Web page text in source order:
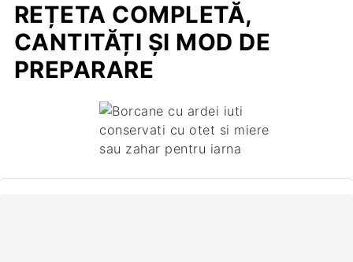
REȚETA COMPLETĂ,
CANTITĂȚI ȘI MOD DE
PREPARARE